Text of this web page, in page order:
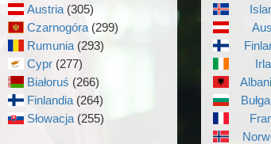
Austria (305)
Czarnogóra (299)
Rumunia (293)
Cypr (277)
Białoruś (266)
Finlandia (264)
Słowacja (255)